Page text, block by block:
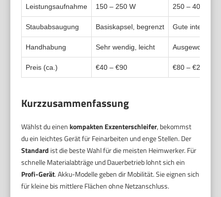
Leistungsaufnahme 150 – 250 W 250 – 400 W
Staubabsaugung Basiskapsel, begrenzt Gute interne
Handhabung Sehr wendig, leicht Ausgewogen,
Preis (ca.) €40 – €90 €80 – €200
Kurzzusammenfassung
Wählst du einenkompakten Exzenterschleifer, bekommst
du ein leichtes Gerät für Feinarbeiten und enge Stellen. Der
Standard ist die beste Wahl für die meisten Heimwerker. Für
schnelle Materialabträge und Dauerbetrieb lohnt sich ein
Profi-Gerät. Akku-Modelle geben dir Mobilität. Sie eignen sich
für kleine bis mittlere Flächen ohne Netzanschluss.